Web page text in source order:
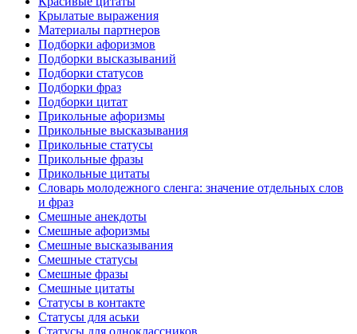
Крылатые выражения
Материалы партнеров
Подборки афоризмов
Подборки высказываний
Подборки статусов
Подборки фраз
Подборки цитат
Прикольные афоризмы
Прикольные высказывания
Прикольные статусы
Прикольные фразы
Прикольные цитаты
Словарь молодежного сленга: значение отдельных слов
и фраз
Смешные анекдоты
Смешные афоризмы
Смешные высказывания
Смешные статусы
Смешные фразы
Смешные цитаты
Статусы в контакте
Статусы для аськи
Статусы для одноклассников